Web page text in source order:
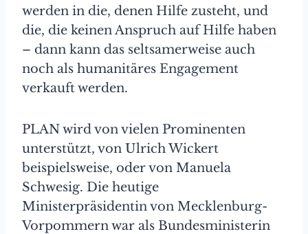
werden in die, denen Hilfe zusteht, und
die, die keinen Anspruch auf Hilfe haben
– dann kann das seltsamerweise auch
noch als humanitäres Engagement
verkauft werden.
PLAN wird von vielen Prominenten
unterstützt, von Ulrich Wickert
beispielsweise, oder von Manuela
Schwesig. Die heutige
Ministerpräsidentin von Mecklenburg-
Vorpommern war als Bundesministerin